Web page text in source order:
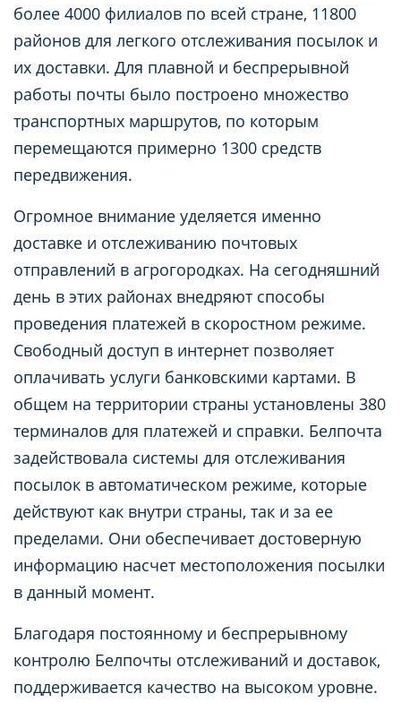
более 4000 филиалов по всей стране, 11800
районов для легкого отслеживания посылок и
их доставки. Для плавной и беспрерывной
работы почты было построено множество
транспортных маршрутов, по которым
перемещаются примерно 1300 средств
передвижения.
Огромное внимание уделяется именно
доставке и отслеживанию почтовых
отправлений в агрогородках. На сегодняшний
день в этих районах внедряют способы
проведения платежей в скоростном режиме.
Свободный доступ в интернет позволяет
оплачивать услуги банковскими картами. В
общем на территории страны установлены 380
терминалов для платежей и справки. Белпочта
задействовала системы для отслеживания
посылок в автоматическом режиме, которые
действуют как внутри страны, так и за ее
пределами. Они обеспечивает достоверную
информацию насчет местоположения посылки
в данный момент.
Благодаря постоянному и беспрерывному
контролю Белпочты отслеживаний и доставок,
поддерживается качество на высоком уровне.